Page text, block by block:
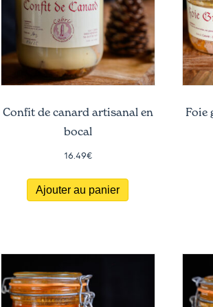
Confit de canard artisanal en
bocal
16.49€
Ajouter au panier
Foie